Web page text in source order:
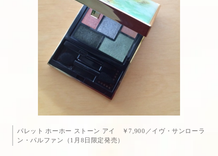
パレット ホーホー ストーン アイ ￥7,900／イヴ・サンローラ
ン・パルファン（1月8日限定発売）